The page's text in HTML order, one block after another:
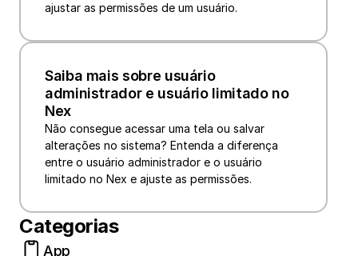
ajustar as permissões de um usuário.
Saiba mais sobre usuário
administrador e usuário limitado no
Nex
Não consegue acessar uma tela ou salvar
alterações no sistema? Entenda a diferença
entre o usuário administrador e o usuário
limitado no Nex e ajuste as permissões.
Categorias
App